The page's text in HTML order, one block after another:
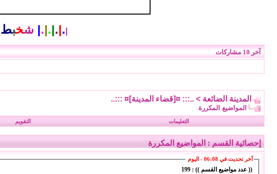
.
|
.
|
.
|
.
| شخبط
آخر 10 مشاركات
المدينة الضائعة > ..::: ¤[قضاء المدينة]¤ :::..
المواضيع المكررة
التعليمات التقويم
إحصائية القسم : المواضيع المكررة
آخر تحديث في 06:08 - اليوم
(( عدد مواضيع القسم )) : 199